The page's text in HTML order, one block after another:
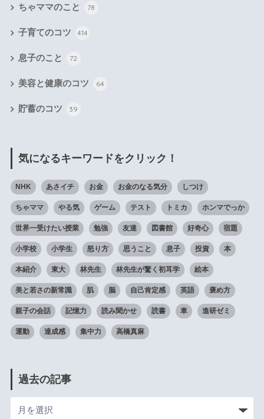
ちゃママのこと 78
子育てのコツ 414
息子のこと 72
美容と健康のコツ 64
貯蓄のコツ 39
気になるキーワードをクリック！
NHK あさイチ お金 お金のなる気分 しつけ
ちゃママ やる気 ゲーム テスト トミカ ホンマでっか
世界一受けたい授業 勉強 友達 図書館 好奇心 宿題
小学校 小学生 怒り方 思うこと 息子 投資 本
本紹介 東大 林先生 林先生が驚く初耳学 絵本
美と若さの新常識 肌 脳 自己肯定感 英語 褒め方
親子の会話 記憶力 読み聞かせ 読書 車 進研ゼミ
運動 達成感 集中力 高橋真麻
過去の記事